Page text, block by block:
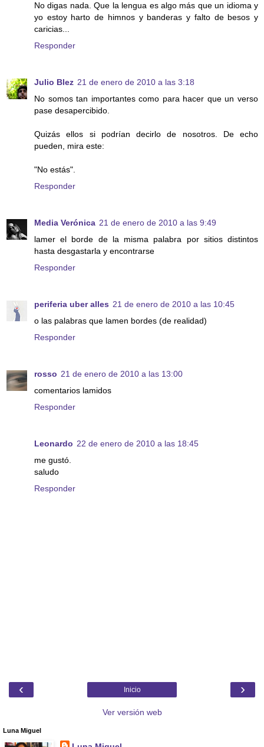
No digas nada. Que la lengua es algo más que un idioma y
yo estoy harto de himnos y banderas y falto de besos y
caricias...
Responder
Julio Blez 21 de enero de 2010 a las 3:18
No somos tan importantes como para hacer que un verso
pase desapercibido.
Quizás ellos si podrían decirlo de nosotros. De echo
pueden, mira este:
"No estás".
Responder
Media Verónica 21 de enero de 2010 a las 9:49
lamer el borde de la misma palabra por sitios distintos
hasta desgastarla y encontrarse
Responder
periferia uber alles 21 de enero de 2010 a las 10:45
o las palabras que lamen bordes (de realidad)
Responder
rosso 21 de enero de 2010 a las 13:00
comentarios lamidos
Responder
Leonardo 22 de enero de 2010 a las 18:45
me gustó.
saludo
Responder
‹ ›
Inicio
Ver versión web
Luna Miguel